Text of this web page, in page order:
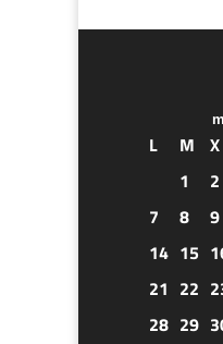
L M X
1
2
7
8 9
14 15
21 22
28 29